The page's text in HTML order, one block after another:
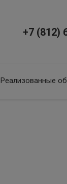
+7 (812)
Реализованные